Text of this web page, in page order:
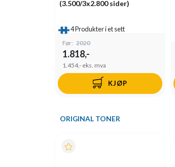
(3.500/3x2.800 sider)
4 Produkter i et sett
Før: 2020
1.818,-
1.454,- eks. mva
KJØP
ORIGINAL TONER